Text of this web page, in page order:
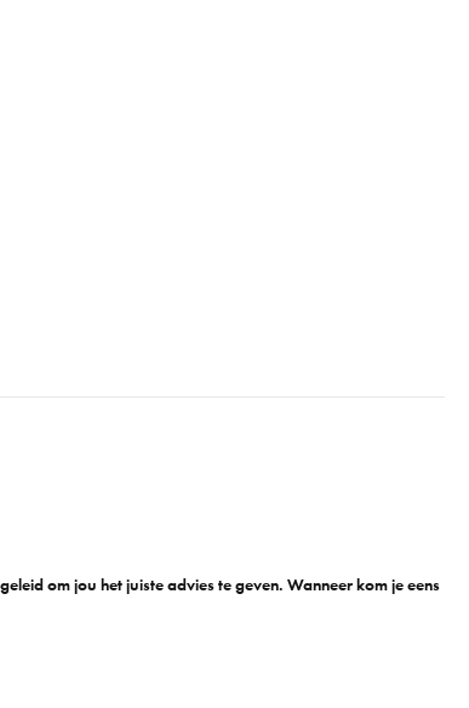
om jou het juiste advies te geven. Wanneer kom je eens